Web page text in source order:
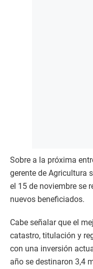
Sobre a la próxima
gerente de Agricultura
el 15 de noviembre se
nuevos beneficiados.
Cabe señalar que el
catastro, titulación y
con una inversión
año se destinaron 3,4